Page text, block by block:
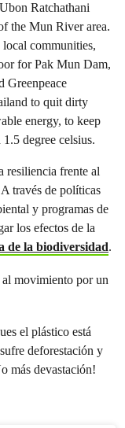
resiliencia frente al
través de políticas
y programas de
los efectos de la
de la biodiversidad.
al movimiento por un
el plástico está
sufre deforestación y
más devastación!